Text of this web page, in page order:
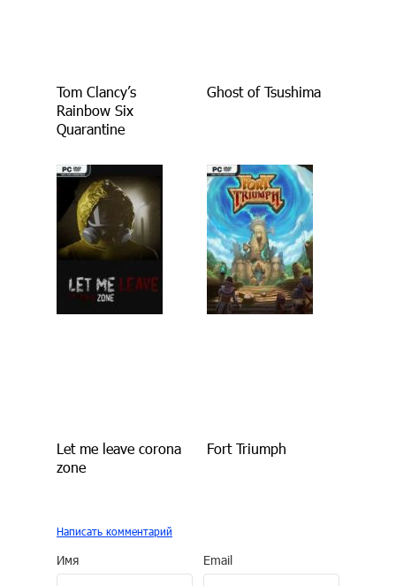
Tom Clancy’s
Rainbow Six
Quarantine
Ghost of Tsushima
Let me leave corona
zone
Fort Triumph
Написать комментарий
Имя Email